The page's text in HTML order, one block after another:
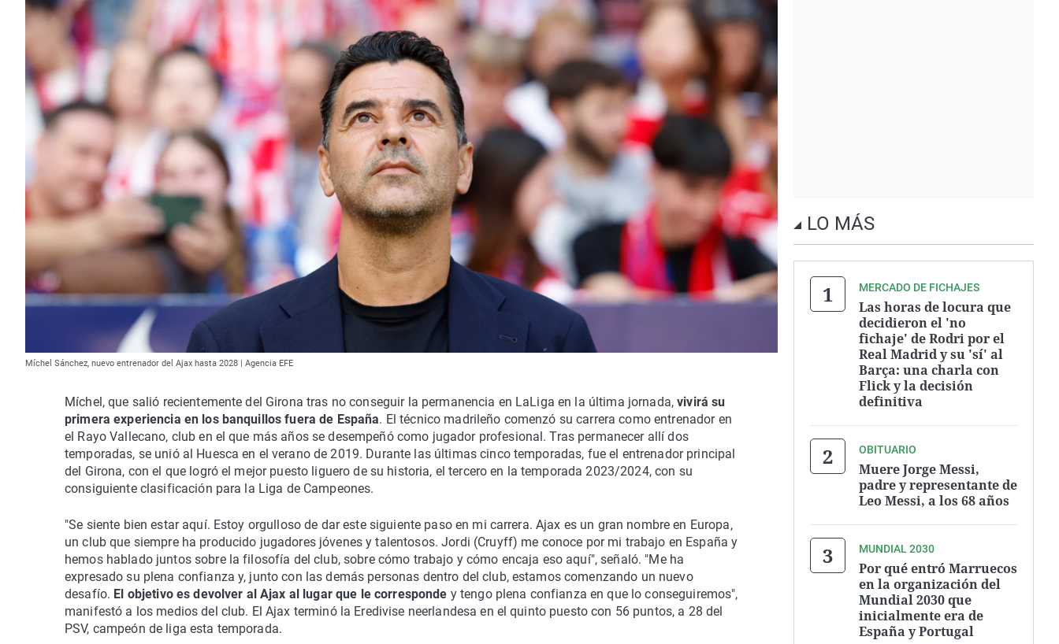
Míchel Sánchez, nuevo entrenador del Ajax hasta 2028 | Agencia EFE
Míchel, que salió recientemente del Girona tras no conseguir la permanencia en LaLiga en la última jornada,vivirá su
primera experiencia en los banquillos fuera de España. El técnico madrileño comenzó su carrera como entrenador en
el Rayo Vallecano, club en el que más años se desempeñó como jugador profesional. Tras permanecer allí dos
temporadas, se unió al Huesca en el verano de 2019. Durante las últimas cinco temporadas, fue el entrenador principal
del Girona, con el que logró el mejor puesto liguero de su historia, el tercero en la temporada 2023/2024, con su
consiguiente clasificación para la Liga de Campeones.
"Se siente bien estar aquí. Estoy orgulloso de dar este siguiente paso en mi carrera. Ajax es un gran nombre en Europa,
un club que siempre ha producido jugadores jóvenes y talentosos. Jordi (Cruyff) me conoce por mi trabajo en España y
hemos hablado juntos sobre la filosofía del club, sobre cómo trabajo y cómo encaja eso aquí", señaló. "Me ha
expresado su plena confianza y, junto con las demás personas dentro del club, estamos comenzando un nuevo
desafío. El objetivo es devolver al Ajax al lugar que le corresponde y tengo plena confianza en que lo conseguiremos",
manifestó a los medios del club. El Ajax terminó la Eredivise neerlandesa en el quinto puesto con 56 puntos, a 28 del
PSV, campeón de liga esta temporada.
LO MÁS
MERCADO DE FICHAJES
Las horas de locura que
decidieron el 'no
fichaje' de Rodri por el
Real Madrid y su 'sí' al
Barça: una charla con
Flick y la decisión
definitiva
OBITUARIO
Muere Jorge Messi,
padre y representante de
Leo Messi, a los 68 años
MUNDIAL 2030
Por qué entró Marruecos
en la organización del
Mundial 2030 que
inicialmente era de
España y Portugal